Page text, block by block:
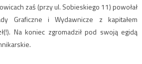
zaś (przy ul. Sobieskiego 11) powołał
Graficzne i Wydawnicze z kapitałem
Na koniec zgromadził pod swoją egidą